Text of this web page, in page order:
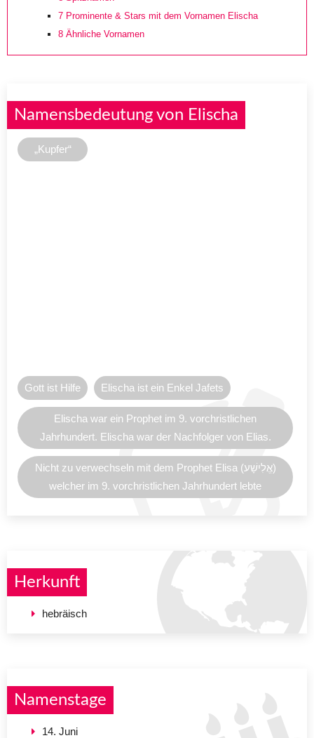
7 Prominente & Stars mit dem Vornamen Elischa
8 Ähnliche Vornamen
Namensbedeutung von Elischa
„Kupfer“
Gott ist Hilfe Elischa ist ein Enkel Jafets
Elischa war ein Prophet im 9. vorchristlichen
Jahrhundert. Elischa war der Nachfolger von Elias.
Nicht zu verwechseln mit dem Prophet Elisa (אֱלִישָׁע)
welcher im 9. vorchristlichen Jahrhundert lebte
Herkunft
hebräisch
Namenstage
14. Juni